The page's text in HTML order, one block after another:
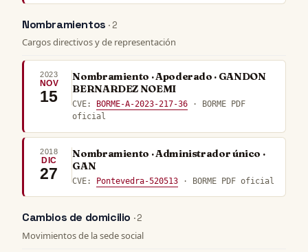
Nombramientos · 2
Cargos directivos y de representación
2023
NOV
15
Nombramiento · Apoderado · GANDON
BERNARDEZ NOEMI
CVE: BORME-A-2023-217-36 · BORME PDF
oficial
2018
DIC
27
Nombramiento · Administrador único ·
GAN
CVE: Pontevedra-520513 · BORME PDF oficial
Cambios de domicilio · 2
Movimientos de la sede social